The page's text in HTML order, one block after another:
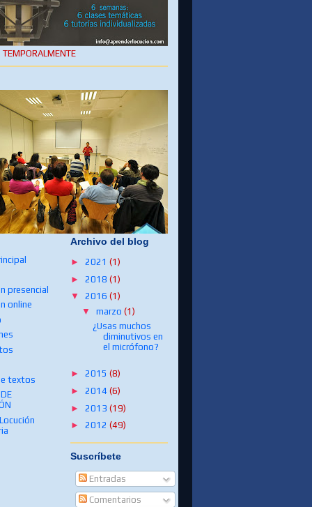
TEMPORALMENTE
presencial
online
textos
Archivo del blog
► 2021 (1)
► 2018 (1)
▼ 2016 (1)
▼ marzo (1)
¿Usas muchos
diminutivos en
el micrófono?
► 2015 (8)
► 2014 (6)
► 2013 (19)
► 2012 (49)
Suscríbete
Entradas
Comentarios